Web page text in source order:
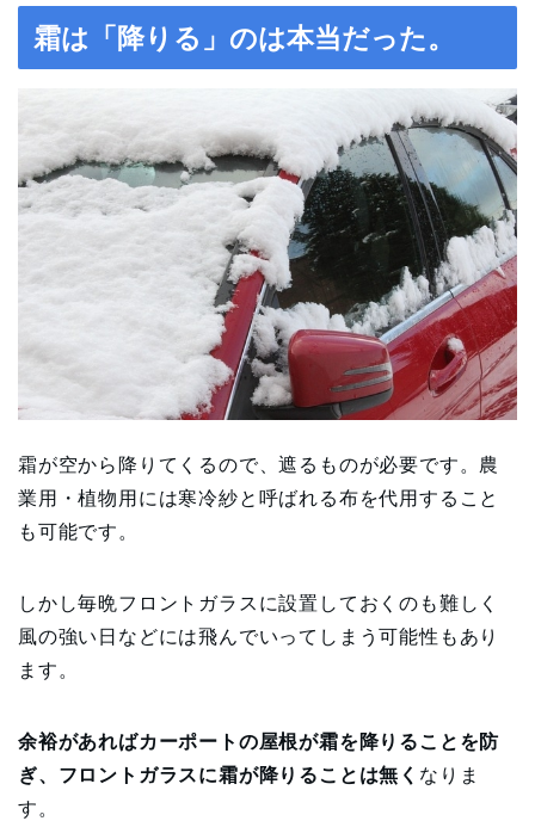
霜は「降りる」のは本当だった。
霜が空から降りてくるので、遮るものが必要です。農
業用・植物用には寒冷紗と呼ばれる布を代用すること
も可能です。
しかし毎晩フロントガラスに設置しておくのも難しく
風の強い日などには飛んでいってしまう可能性もあり
ます。
余裕があればカーポートの屋根が霜を降りることを防
ぎ、フロントガラスに霜が降りることは無く なりま
す。